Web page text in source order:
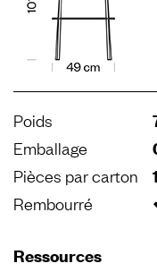
Poids
Emballage
Pièces par carton 1
Rembourré
Ressources